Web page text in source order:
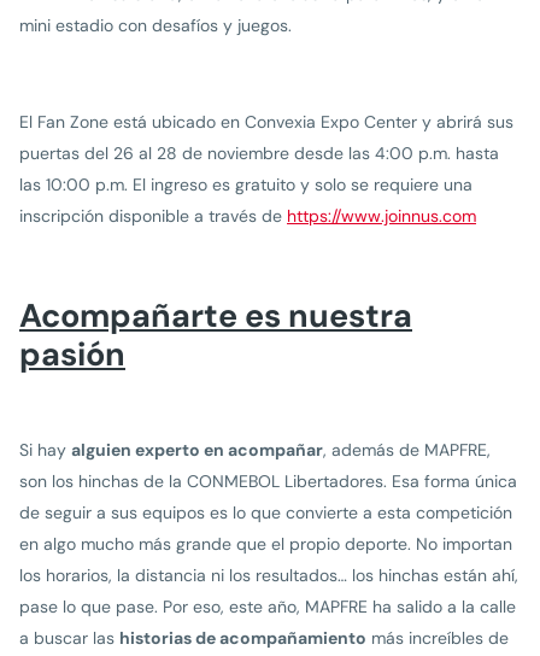
mini estadio con desafíos y juegos.
El Fan Zone está ubicado en Convexia Expo Center y abrirá sus
puertas del 26 al 28 de noviembre desde las 4:00 p.m. hasta
las 10:00 p.m. El ingreso es gratuito y solo se requiere una
inscripción disponible a través de https://www.joinnus.com
Acompañarte es nuestra
pasión
Si hay alguien experto en acompañar, además de MAPFRE,
son los hinchas de la CONMEBOL Libertadores. Esa forma única
de seguir a sus equipos es lo que convierte a esta competición
en algo mucho más grande que el propio deporte. No importan
los horarios, la distancia ni los resultados… los hinchas están ahí,
pase lo que pase. Por eso, este año, MAPFRE ha salido a la calle
a buscar las historias de acompañamiento más increíbles de